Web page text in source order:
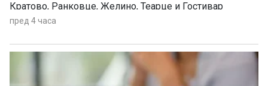
Кратово, Ранковце, Желино, Теарце и Гостивар
пред 4 часа